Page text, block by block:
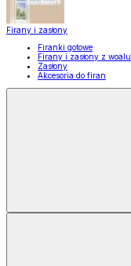
Firany i zasłony
Firanki gotowe
Firany i zasłony z woalu
Zasłony
Akcesoria do firan